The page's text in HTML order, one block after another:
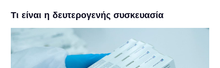
Τι είναι η δευτερογενής συσκευασία